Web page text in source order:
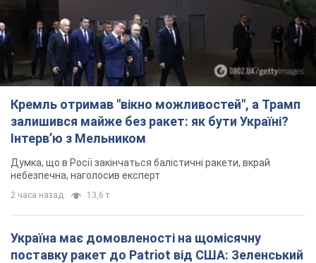
Кремль отримав "вікно можливостей", а Трамп
залишився майже без ракет: як бути Україні?
Інтерв’ю з Мельником
Думка, що в Росії закінчаться балістичні ракети, вкрай
небезпечна, наголосив експерт
2 часа назад 13,6 т.
Україна має домовленості на щомісячну
поставку ракет до Patriot від США: Зеленський